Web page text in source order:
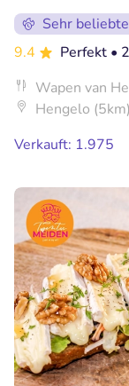
Sehr
9.4
Perfekt •
Wapen van
Hengelo (5km)
Verkauft: 1.975